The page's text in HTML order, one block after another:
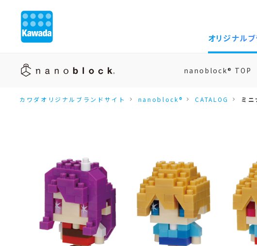
オリジナル
nanoblock® TOP
カワダオリジナルブランドサイト nanoblock® CATALOG ミ